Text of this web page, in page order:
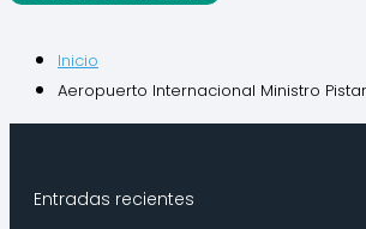
Inicio
Aeropuerto Internacional Ministro
Entradas recientes